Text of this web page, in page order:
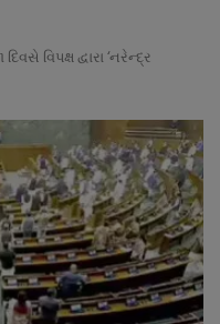
વિપક્ષ દ્વારા ‘નરેન્દ્ર